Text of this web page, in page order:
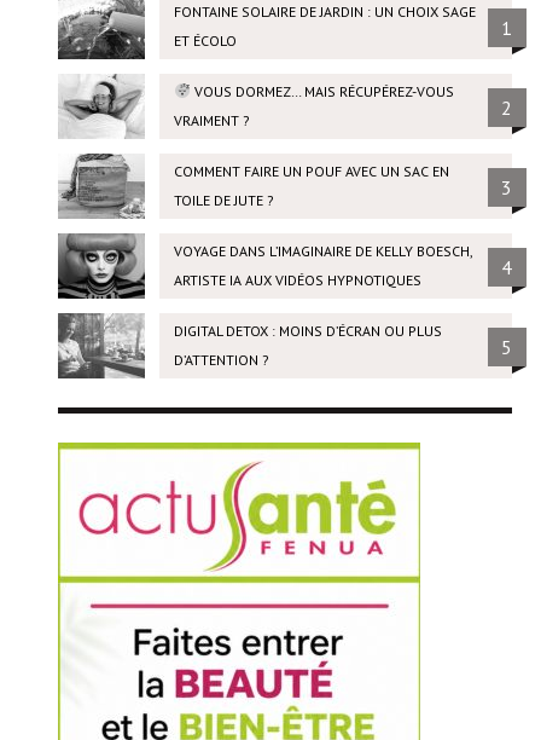
FONTAINE SOLAIRE DE JARDIN : UN CHOIX SAGE
ET ÉCOLO
1
VOUS DORMEZ… MAIS RÉCUPÉREZ-VOUS
VRAIMENT ?
2
COMMENT FAIRE UN POUF AVEC UN SAC EN
TOILE DE JUTE ?
3
VOYAGE DANS L’IMAGINAIRE DE KELLY BOESCH,
ARTISTE IA AUX VIDÉOS HYPNOTIQUES
4
DIGITAL DETOX : MOINS D’ÉCRAN OU PLUS
D’ATTENTION ?
5